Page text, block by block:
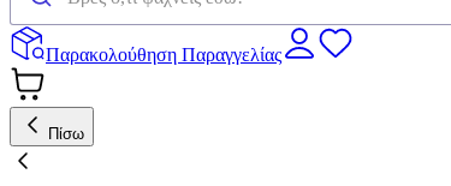
Παρακολούθηση Παραγγελίας
Πίσω